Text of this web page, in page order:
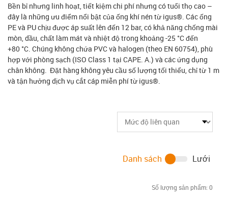
Bền bỉ nhưng linh hoạt, tiết kiệm chi phí nhưng có tuổi thọ cao –
đây là những ưu điểm nổi bật của ống khí nén từ igus®. Các ống
PE và PU chịu được áp suất lên đến 12 bar, có khả năng chống mài
mòn, dầu, chất làm mát và nhiệt độ trong khoảng -25 °C đến
+80 °C. Chúng không chứa PVC và halogen (theo EN 60754), phù
hợp với phòng sạch (ISO Class 1 tại CAPE. A.) và các ứng dụng
chân không. Đặt hàng không yêu cầu số lượng tối thiểu, chỉ từ 1 m
và tận hưởng dịch vụ cắt cáp miễn phí từ igus®.
Số lượng sản phẩm: 0
Danh sách Lưới